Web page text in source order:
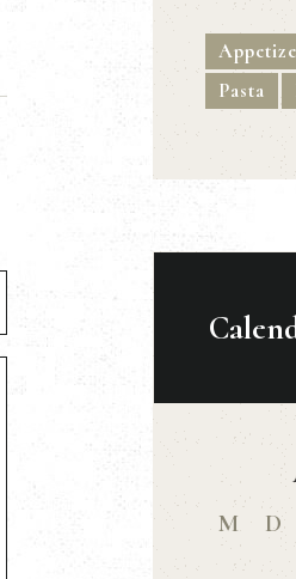
Pasta
M D